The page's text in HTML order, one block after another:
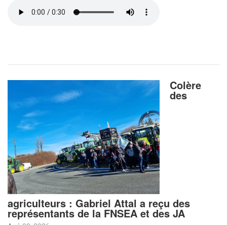
Colère
des
agriculteurs : Gabriel Attal a reçu des
représentants de la FNSEA et des JA